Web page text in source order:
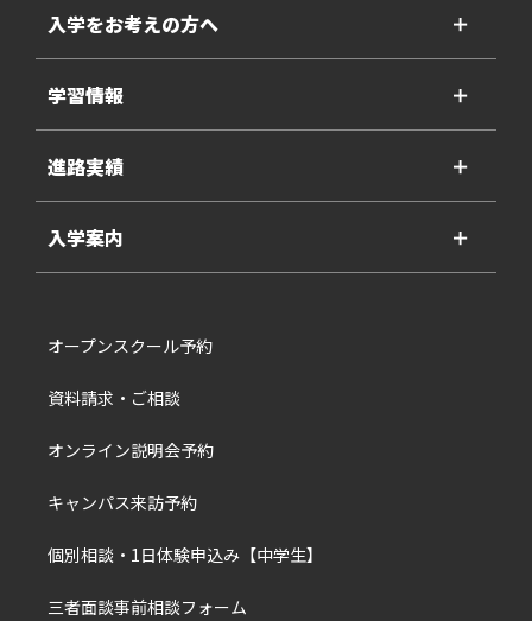
入学をお考えの方へ ＋
学習情報 ＋
進路実績 ＋
入学案内 ＋
オープンスクール予約
資料請求・ご相談
オンライン説明会予約
キャンパス来訪予約
個別相談・1日体験申込み【中学生】
三者面談事前相談フォーム